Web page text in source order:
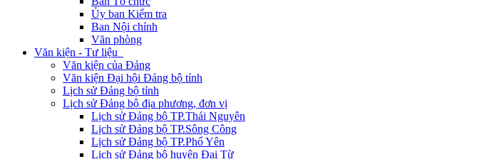
Ủy ban Kiểm tra
Ban Nội chính
Văn phòng
Văn kiện - Tư liệu
Văn kiện của Đảng
Văn kiện Đại hội Đảng bộ tỉnh
Lịch sử Đảng bộ tỉnh
Lịch sử Đảng bộ địa phương, đơn vị
Lịch sử Đảng bộ TP.Thái Nguyên
Lịch sử Đảng bộ TP.Sông Công
Lịch sử Đảng bộ TP.Phổ Yên
Lịch sử Đảng bộ huyện Đại Từ